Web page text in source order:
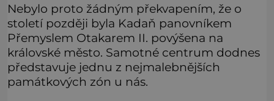
Nebylo proto žádným překvapením, že o
století později byla Kadaň panovníkem
Přemyslem Otakarem II. povýšena na
královské město. Samotné centrum dodnes
představuje jednu z nejmalebnějších
památkových zón u nás.